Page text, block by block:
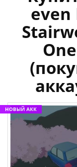
even
НОВЫЙ АКК